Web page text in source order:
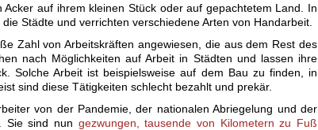
auf ihrem kleinen Stück oder auf gepachtetem Land. In
Städte und verrichten verschiedene Arten von Handarbeit.
Zahl von Arbeitskräften angewiesen, die aus dem Rest des
nach Möglichkeiten auf Arbeit in Städten und lassen ihre
Solche Arbeit ist beispielsweise auf dem Bau zu finden, in
sind diese Tätigkeiten schlecht bezahlt und prekär.
von der Pandemie, der nationalen Abriegelung und der
Sie sind nun gezwungen, tausende von Kilometern zu Fuß